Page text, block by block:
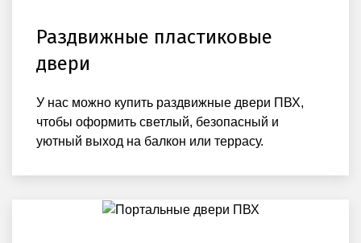
Раздвижные пластиковые
двери
У нас можно купить раздвижные двери ПВХ,
чтобы оформить светлый, безопасный и
уютный выход на балкон или террасу.